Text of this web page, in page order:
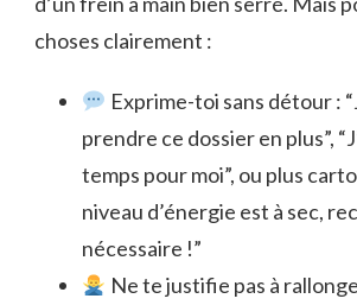
choses clairement :
Exprime-toi sans détour :
prendre ce dossier en plus”,
temps pour moi”, ou plus
niveau d’énergie est à sec,
nécessaire !”
Ne te justifie pas à rallonge